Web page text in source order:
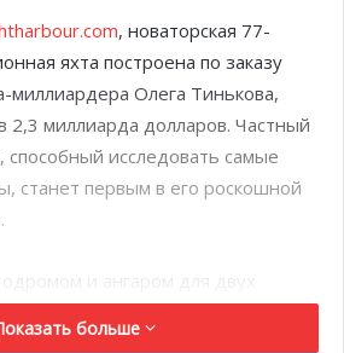
, новаторская 77-
яхта построена по заказу
миллиардера Олега Тинькова,
2,3 миллиарда долларов. Частный
способный исследовать самые
станет первым в его роскошной
и ангаром для двух
сертифицированным для
больше